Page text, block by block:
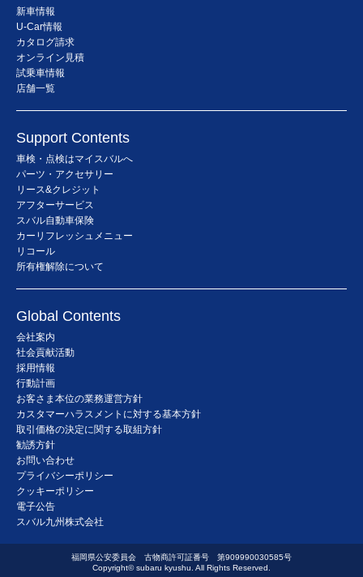
新車情報
U-Car情報
カタログ請求
オンライン見積
試乗車情報
店舗一覧
Support Contents
車検・点検はマイスバルへ
パーツ・アクセサリー
リース&クレジット
アフターサービス
スバル自動車保険
カーリフレッシュメニュー
リコール
所有権解除について
Global Contents
会社案内
社会貢献活動
採用情報
行動計画
お客さま本位の業務運営方針
カスタマーハラスメントに対する基本方針
取引価格の決定に関する取組方針
勧誘方針
お問い合わせ
プライバシーポリシー
クッキーポリシー
電子公告
スバル九州株式会社
福岡県公安委員会 古物商許可証番号 第909990030585号
Copyright© subaru kyushu. All Rights Reserved.